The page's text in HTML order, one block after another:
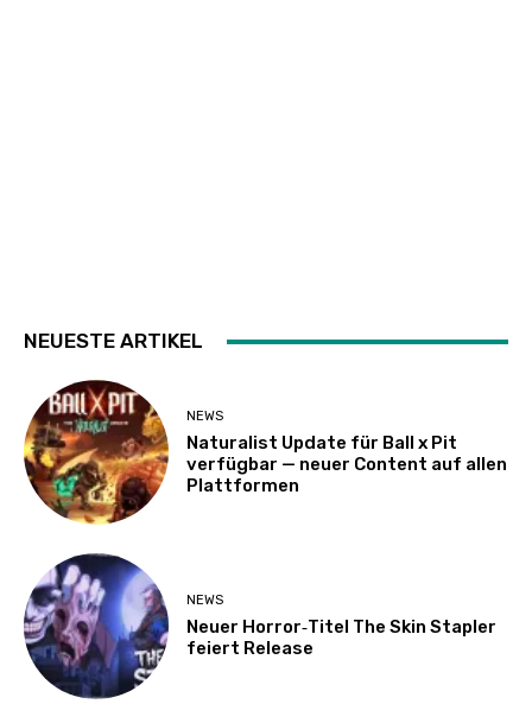
NEUESTE ARTIKEL
NEWS
Naturalist Update für Ball x Pit
verfügbar — neuer Content auf allen
Plattformen
NEWS
Neuer Horror‑Titel The Skin Stapler
feiert Release